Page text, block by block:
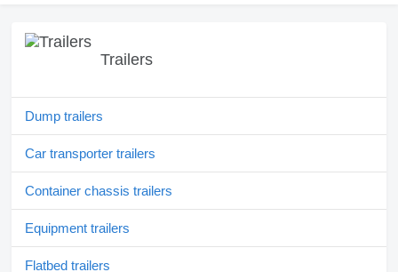
Trailers
Dump trailers
Car transporter trailers
Container chassis trailers
Equipment trailers
Flatbed trailers